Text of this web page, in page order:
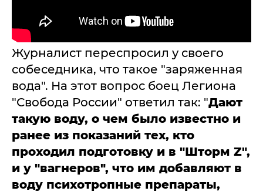
Журналист переспросил у своего
собеседника, что такое "заряженная
вода". На этот вопрос боец Легиона
"Свобода России" ответил так: "Дают
такую воду, о чем было известно и
ранее из показаний тех, кто
проходил подготовку и в "Шторм Z",
и у "вагнеров", что им добавляют в
воду психотропные препараты,